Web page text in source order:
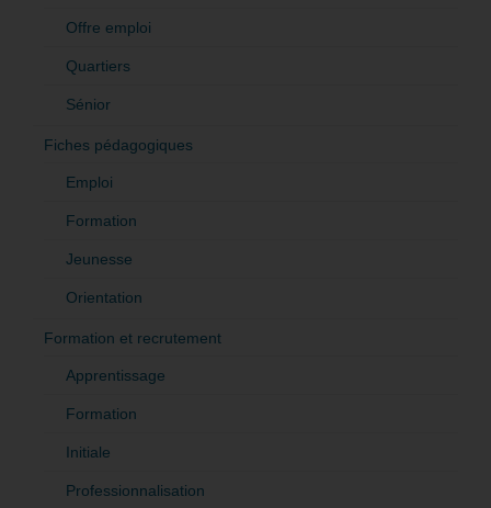
Offre emploi
Quartiers
Sénior
Fiches pédagogiques
Emploi
Formation
Jeunesse
Orientation
Formation et recrutement
Apprentissage
Formation
Initiale
Professionnalisation